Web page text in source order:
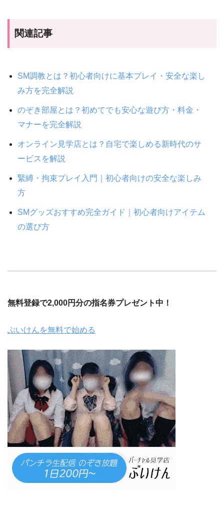
関連記事
SM調教とは？初心者向けに基本プレイ・安全な楽し
み方を完全解説
のぞき部屋とは？初めてでも安心な遊び方・料金・
マナーを完全解説
オンライン見学店とは？自宅で楽しめる新時代のサ
ービスを解説
緊縛・拘束プレイ入門｜初心者向けの安全な楽しみ
方
SMグッズおすすめ完全ガイド｜初心者向けアイテム
の選び方
無料登録で2,000円分の指名券プレゼント中！
ぶいけんを無料で始める